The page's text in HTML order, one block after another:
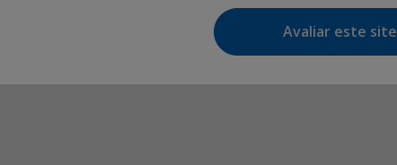
Avaliar este site